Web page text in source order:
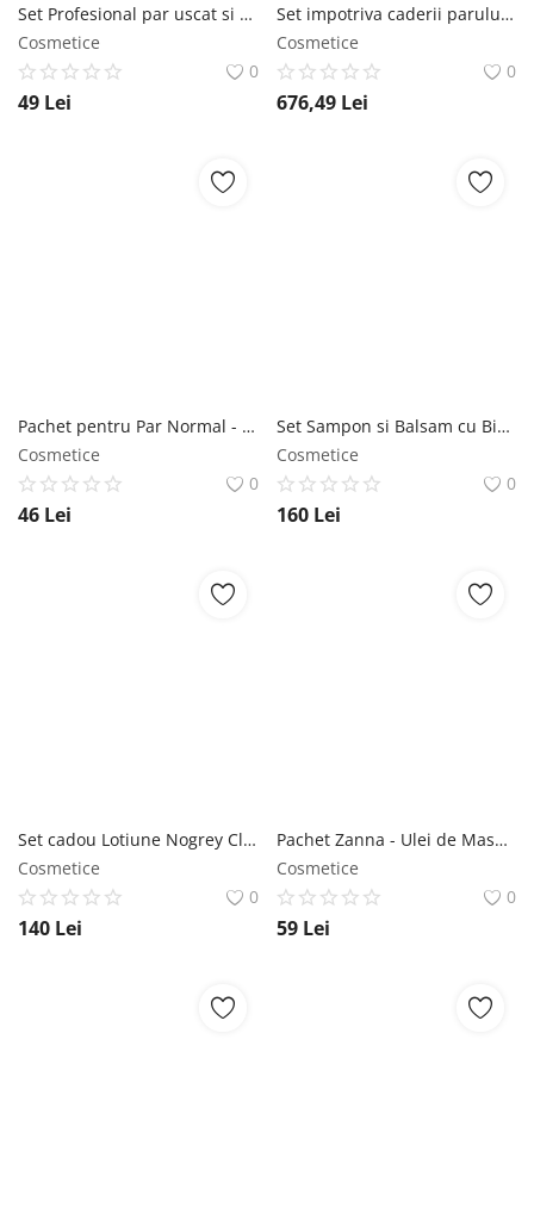
Set Profesional par uscat si deteriorat Sampon 500 ml si Balsam 500 ml Nutri Strength cu Jojoba si Ulei de Argan Cosmaline
Cosmetice
0
49 Lei
Set impotriva caderii parului, Lakme, K.Therapy Active, 3 cutii x 8x6ml Lakme
Cosmetice
0
676,49 Lei
Pachet pentru Par Normal - Keff Apple Extracts & Chia Seeds: Sampon 500 ml + Balsam 500 ml Keff
Cosmetice
0
46 Lei
Set Sampon si Balsam cu Biotină și Plante – Yafeila Organic | Regenerare Naturală 2x300 ml Yafeila
Cosmetice
0
160 Lei
Set cadou Lotiune Nogrey Clinic 2x 200 ml Clinic
Cosmetice
0
140 Lei
Pachet Zanna - Ulei de Masaj Calmant, 200 ml si Gel de Dus Vitalizant, 250 ml Zanna
Cosmetice
0
59 Lei